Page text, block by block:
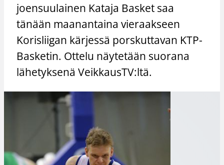
joensuulainen Kataja Basket saa
tänään maanantaina vieraakseen
Korisliigan kärjessä porskuttavan KTP-
Basketin. Ottelu näytetään suorana
lähetyksenä VeikkausTV:ltä.